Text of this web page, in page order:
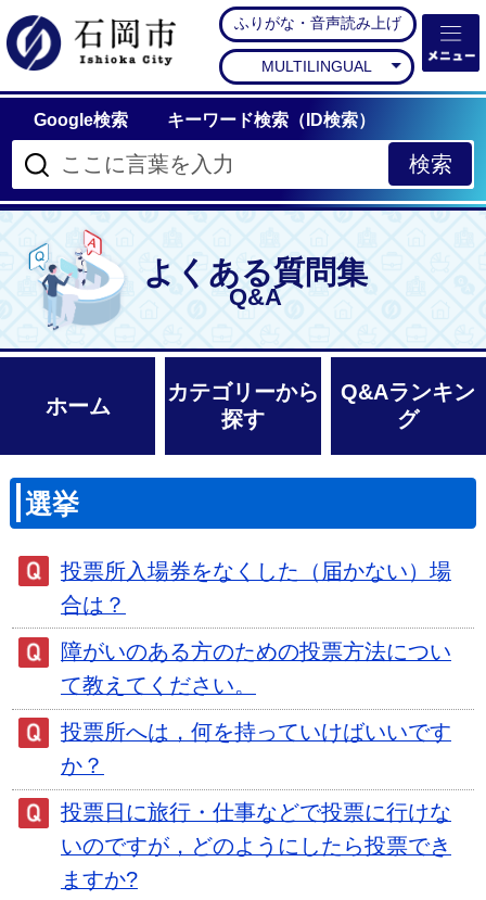
石岡市公式ホームペー
ふりがな・音声読み上げ
MULTILINGUAL
Google検索 キーワード検索（ID検索）
よくある質問集
Q&A
ホーム
カテゴリーから
探す
Q&Aランキン
グ
選挙
投票所入場券をなくした（届かない）場
合は？
障がいのある方のための投票方法につい
て教えてください。
投票所へは，何を持っていけばいいです
か？
投票日に旅行・仕事などで投票に行けな
いのですが，どのようにしたら投票でき
ますか?